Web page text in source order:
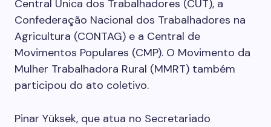
Central Única dos Trabalhadores (CUT), a
Confederação Nacional dos Trabalhadores na
Agricultura (CONTAG) e a Central de
Movimentos Populares (CMP). O Movimento da
Mulher Trabalhadora Rural (MMRT) também
participou do ato coletivo.
Pinar Yüksek, que atua no Secretariado